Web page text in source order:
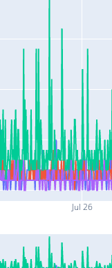
Jul 26